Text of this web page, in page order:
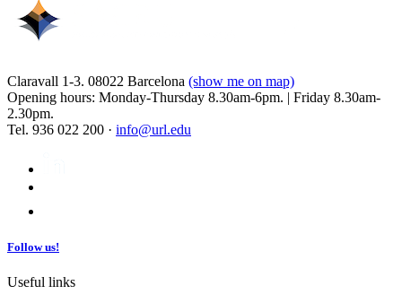
Claravall 1-3. 08022 Barcelona (show me on map)
Opening hours: Monday-Thursday 8.30am-6pm. | Friday 8.30am-
2.30pm.
Tel. 936 022 200 · info@url.edu
Follow us!
Useful links